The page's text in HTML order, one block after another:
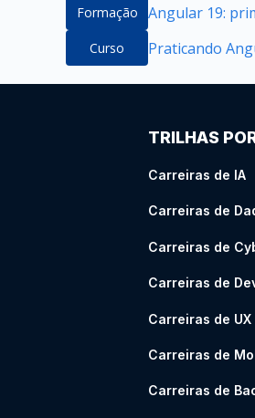
Formação Angular 19:
Curso Praticando
TRILHAS
Carreiras de IA
Carreiras de
Carreiras de
Carreiras de
Carreiras de UX
Carreiras de
Carreiras de